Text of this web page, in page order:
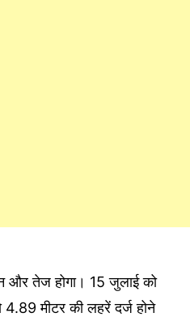
और तेज होगा। 15 जुलाई को
मीटर की लहरें दर्ज होने